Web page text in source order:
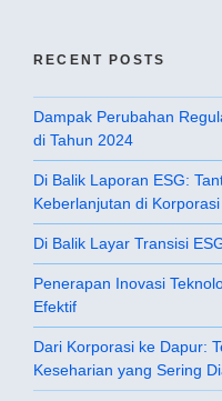
RECENT POSTS
Dampak Perubahan
di Tahun 2024
Di Balik Laporan ESG:
Keberlanjutan di
Di Balik Layar Transisi
Penerapan Inovasi
Efektif
Dari Korporasi ke Dapur:
Keseharian yang Sering